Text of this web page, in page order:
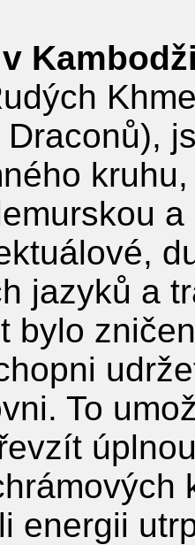
Draconů),
jazyků a
bylo
To
energii